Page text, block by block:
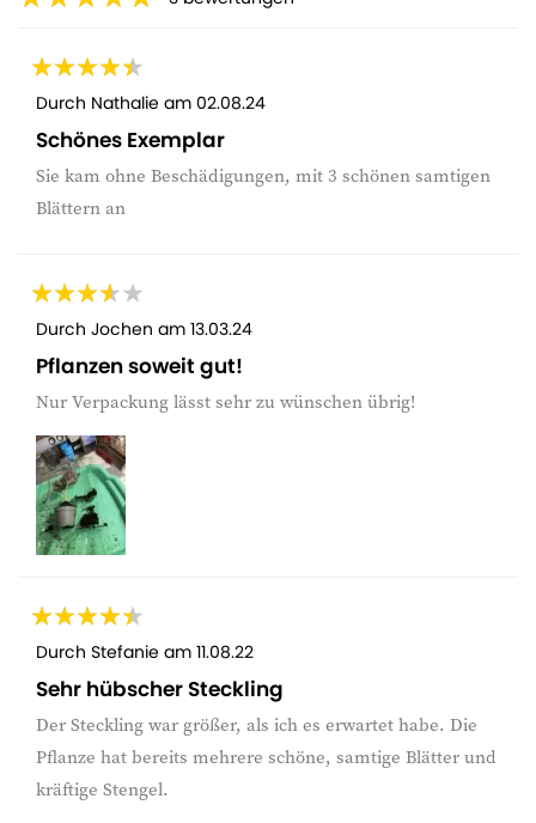
Durch Nathalie am 02.08.24
Schönes Exemplar
Sie kam ohne Beschädigungen, mit 3 schönen samtigen
Blättern an
Durch Jochen am 13.03.24
Pflanzen soweit gut!
Nur Verpackung lässt sehr zu wünschen übrig!
Durch Stefanie am 11.08.22
Sehr hübscher Steckling
Der Steckling war größer, als ich es erwartet habe. Die
Pflanze hat bereits mehrere schöne, samtige Blätter und
kräftige Stengel.